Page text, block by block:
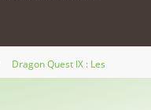
Dragon Quest IX : Les